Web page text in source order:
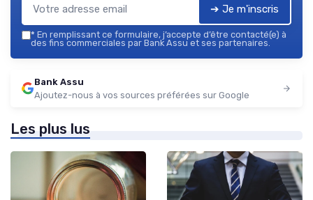
➔ Je m'inscris
* En remplissant ce formulaire, j’accepte d’être contacté(e) à
des fins commerciales par Bank Assu et ses partenaires.
Bank Assu
Ajoutez-nous à vos sources préférées sur Google
Les plus lus